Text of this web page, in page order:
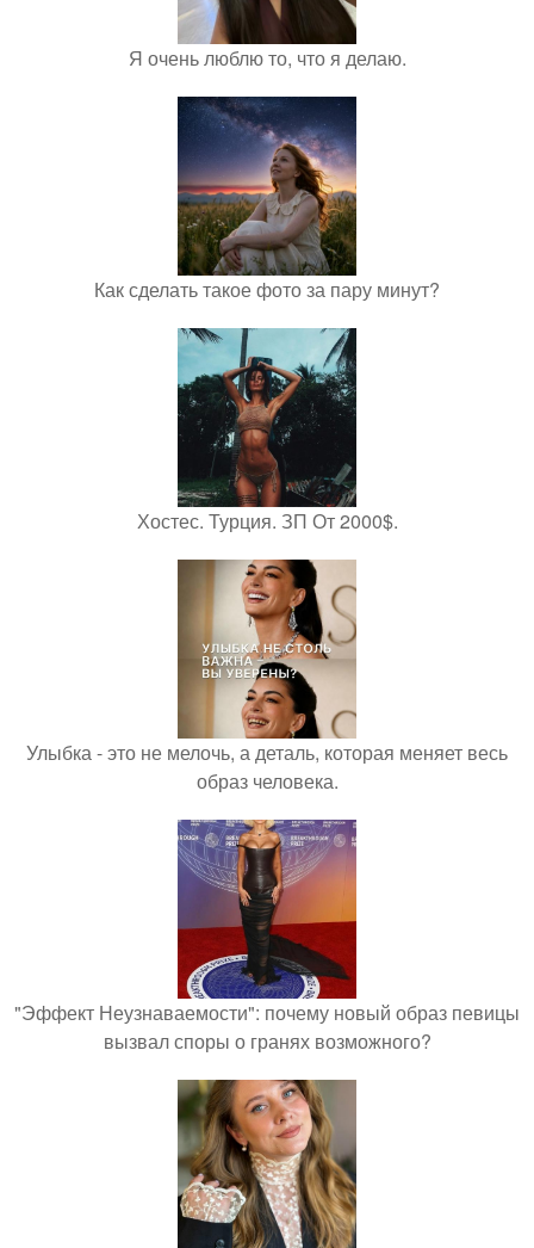
Я очень люблю то, что я делаю.
Как сделать такое фото за пару минут?
Хостес. Турция. ЗП От 2000$.
Улыбка - это не мелочь, а деталь, которая меняет весь
образ человека.
"Эффект Неузнаваемости": почему новый образ певицы
вызвал споры о гранях возможного?